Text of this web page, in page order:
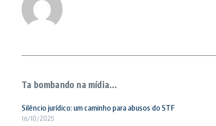
Ta bombando na mídia...
Silêncio jurídico: um caminho para abusos do STF
16/10/2025